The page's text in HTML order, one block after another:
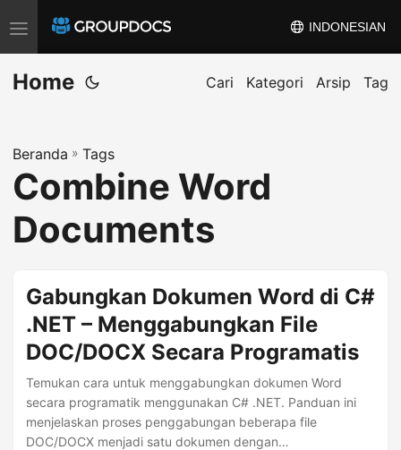
A
l
i
a
n
n
INDONESIAN
Home Cari Kategori Arsip Tag
Beranda » Tags
Combine Word
Documents
Gabungkan Dokumen Word di C#
.NET – Menggabungkan File
DOC/DOCX Secara Programatis
Temukan cara untuk menggabungkan dokumen Word
secara programatik menggunakan C# .NET. Panduan ini
menjelaskan proses penggabungan beberapa file
DOC/DOCX menjadi satu dokumen dengan